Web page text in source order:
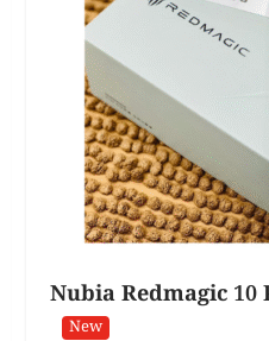
Nubia Redmagic 10
New